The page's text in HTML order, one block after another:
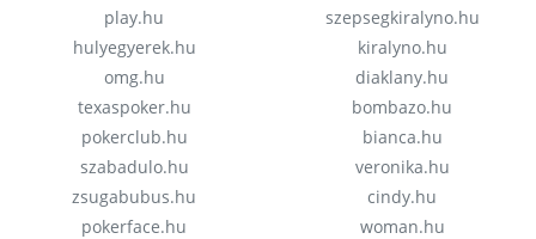
play.hu
hulyegyerek.hu
omg.hu
texaspoker.hu
pokerclub.hu
szabadulo.hu
zsugabubus.hu
pokerface.hu
szepsegkiralyno.hu
kiralyno.hu
diaklany.hu
bombazo.hu
bianca.hu
veronika.hu
cindy.hu
woman.hu